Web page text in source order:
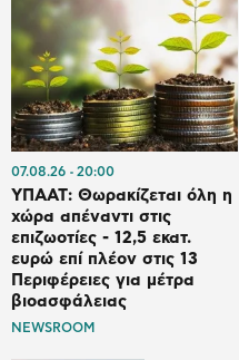
07.08.26 20:00
ΥΠΑΑΤ: Θωρακίζεται όλη η
χώρα απέναντι στις
επιζωοτίες - 12,5 εκατ.
ευρώ επί πλέον στις 13
Περιφέρειες για μέτρα
βιοασφάλειας
NEWSROOM